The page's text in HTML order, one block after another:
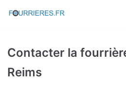
Aller
Contacter la
Reims